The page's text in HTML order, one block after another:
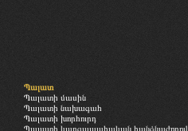
Պալատ
Պալատի մասին
Պալատի նախագահ
Պալատի խորհուրդ
Պալատի կարգապահական հանձնաժողով